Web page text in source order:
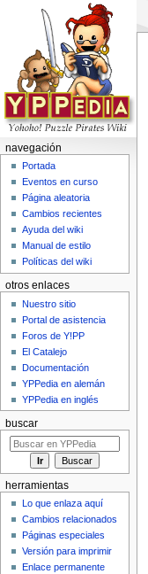
navegación
Portada
Eventos en curso
Página aleatoria
Cambios recientes
Ayuda del wiki
Manual de estilo
Políticas del wiki
otros enlaces
Nuestro sitio
Portal de asistencia
Foros de Y!PP
El Catalejo
Documentación
YPPedia en alemán
YPPedia en inglés
buscar
herramientas
Lo que enlaza aquí
Cambios relacionados
Páginas especiales
Versión para imprimir
Enlace permanente